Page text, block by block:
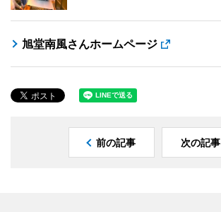
旭堂南風さんホームページ
前の記事 次の記事